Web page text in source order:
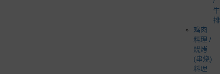
牛
排
鸡肉
料理 /
烧烤
(串烧)
料理